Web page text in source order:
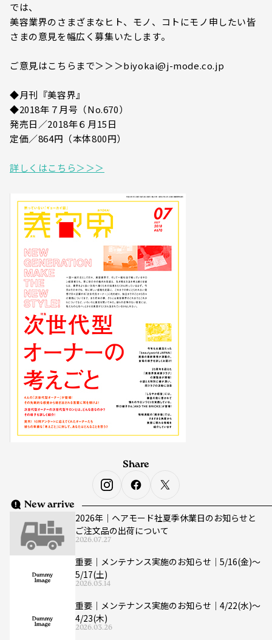
では、
美容業界のさまざまなヒト、モノ、コトにモノ申したい皆
さまの意見を幅広く募集いたします。
ご意見はこちらまで＞＞＞biyokai@j-mode.co.jp
◆月刊『美容界』
◆2018年７月号（No.670）
発売日／2018年６月15日
定価／864円（本体800円）
詳しくはこちら＞＞＞
New arrive
2026年｜ヘアモード社夏季休業日のお知らせと
ご注文品の出荷について
2026.07.27
重要｜メンテナンス実施のお知らせ｜5/16(金)〜
5/17(土)
2026.05.14
重要｜メンテナンス実施のお知らせ｜4/22(水)〜
4/23(木)
2026.03.26
Share